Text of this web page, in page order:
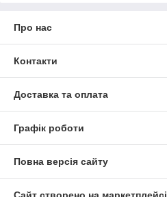
Про нас
Контакти
Доставка та оплата
Графік роботи
Повна версія сайту